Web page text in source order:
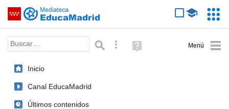
Saltar navegación
Palabra o frase: Búsqueda avanzada
Ayuda
(en
Inicio
Canal EducaMadrid
Últimos contenidos